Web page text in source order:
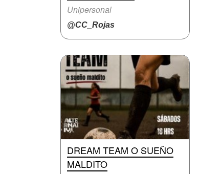
Unipersonal
@CC_Rojas
DREAM TEAM O SUEÑO
MALDITO